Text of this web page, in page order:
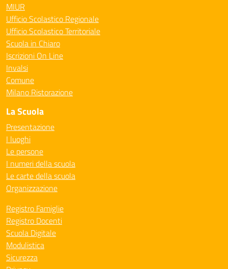
MIUR
Ufficio Scolastico Regionale
Ufficio Scolastico Territoriale
Scuola in Chiaro
Iscrizioni On Line
Invalsi
Comune
Milano Ristorazione
La Scuola
Presentazione
I luoghi
Le persone
I numeri della scuola
Le carte della scuola
Organizzazione
Registro Famiglie
Registro Docenti
Scuola Digitale
Modulistica
Sicurezza